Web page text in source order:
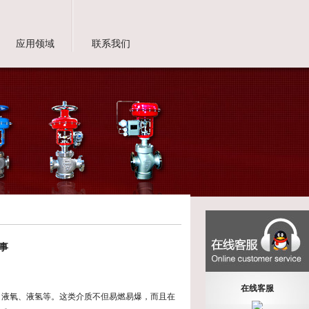
应用领域 联系我们
氧、液氢等。这类介质不但易燃易爆，而且在
在线客服